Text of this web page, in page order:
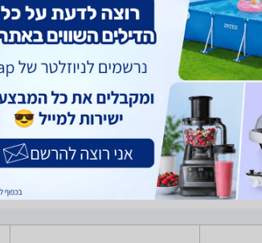
בגדי ספורט תכשירים לנעליים
מחירים של מבחר רחב של נעליים הרלוונטיות עבורכם.